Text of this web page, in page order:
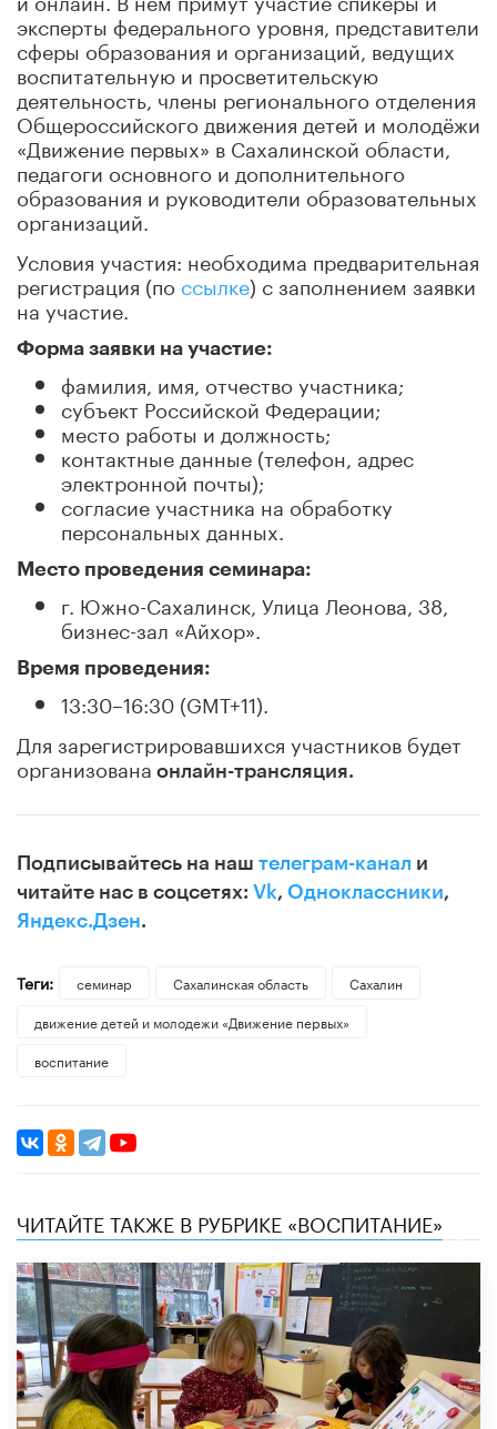
эксперты федерального уровня, представители
сферы образования и организаций, ведущих
воспитательную и просветительскую
деятельность, члены регионального отделения
Общероссийского движения детей и молодёжи
«Движение первых» в Сахалинской области,
педагоги основного и дополнительного
образования и руководители образовательных
организаций.
Условия участия: необходима предварительная
регистрация (по ссылке) с заполнением заявки
на участие.
Форма заявки на участие:
фамилия, имя, отчество участника;
субъект Российской Федерации;
место работы и должность;
контактные данные (телефон, адрес
электронной почты);
согласие участника на обработку
персональных данных.
Место проведения семинара:
г. Южно-Сахалинск, Улица Леонова, 38,
бизнес-зал «Айхор».
Время проведения:
13:30–16:30 (GMT+11).
Для зарегистрировавшихся участников будет
организована онлайн-трансляция.
Подписывайтесь на наш телеграм-канал и
читайте нас в соцсетях: Vk, Одноклассники,
Яндекс.Дзен.
Теги: семинар Сахалинская область
Сахалин
движение детей и молодежи «Движение первых»
воспитание
ЧИТАЙТЕ ТАКЖЕ В РУБРИКЕ «ВОСПИТАНИЕ»